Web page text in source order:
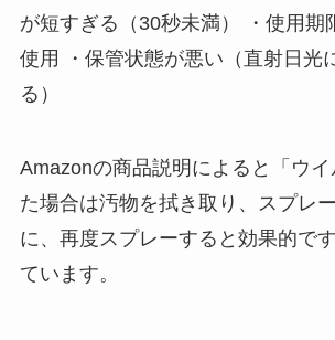
が短すぎる（30秒未満） ・使用期
使用 ・保管状態が悪い（直射日光
る）
Amazonの商品説明によると「ウ
た場合は汚物を拭き取り、スプレ
に、再度スプレーすると効果的で
ています。